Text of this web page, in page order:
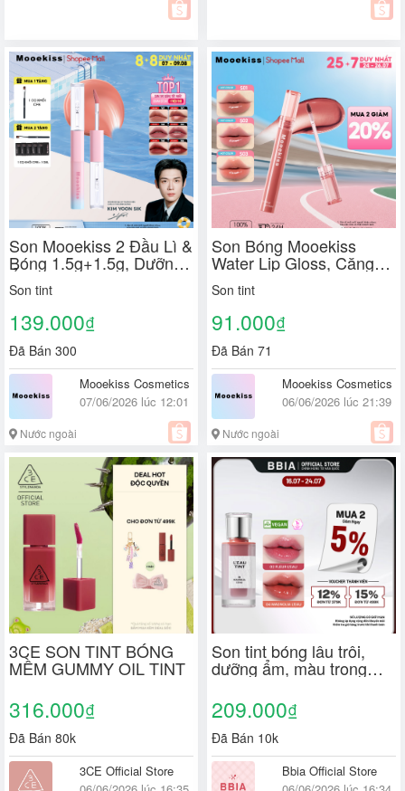
Son Mooekiss 2 Đầu Lì &
Bóng 1.5g+1.5g, Dưỡng
Ẩm, Lâu Trôi, Không
Dính Cốc, Môi Mềm Mịn
[KIM YOON SIK]
Son tint
139.000₫
Đã Bán 300
Mooekiss Cosmetics
07/06/2026 lúc 12:01
Nước ngoài
Son Bóng Mooekiss
Water Lip Gloss, Căng
Bóng Tự Nhiên, Lâu Trôi,
Làm Sáng Môi, Dễ Dùng
Hàng Ngày
Son tint
91.000₫
Đã Bán 71
Mooekiss Cosmetics
06/06/2026 lúc 21:39
Nước ngoài
3CE SON TINT BÓNG
MỀM GUMMY OIL TINT
316.000₫
Đã Bán 80k
3CE Official Store
Son tint bóng lâu trôi,
dưỡng ẩm, màu trong
veo BBIA L'eau Tint 4.5g
209.000₫
Đã Bán 10k
Bbia Official Store